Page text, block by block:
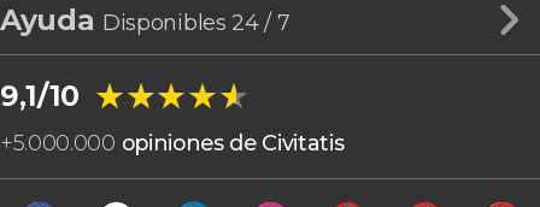
Ayuda Disponibles 24 / 7
9,1/10 ★★★★★
★★★★★
+5.000.000 opiniones de Civitatis